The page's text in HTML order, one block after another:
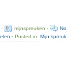
· mijnspreuken ·
· Posted in: Mijn